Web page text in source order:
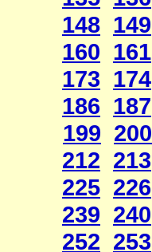
148 149
160 161
173 174
186 187
199 200
212 213
225 226
239 240
252 253